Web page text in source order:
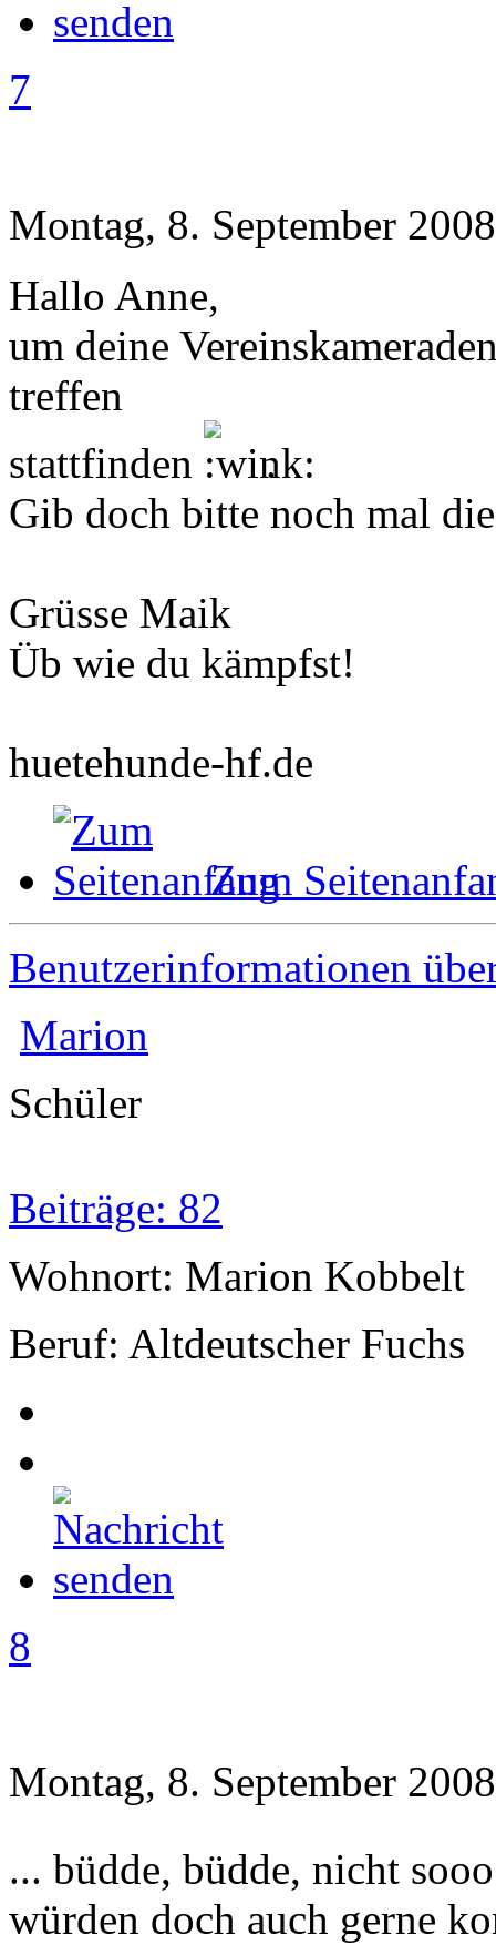
7
Montag, 8. September
Hallo Anne,
um deine
treffen
stattfinden
.
Gib doch bitte noch mal
Grüsse Maik
Üb wie du kämpfst!
huetehunde-hf.de
Zum
Benutzerinformationen
Marion
Schüler
Beiträge: 82
Wohnort: Marion Kobbelt
Beruf: Altdeutscher Fuchs
8
Montag, 8. September
... büdde, büdde, nicht
würden doch auch gerne